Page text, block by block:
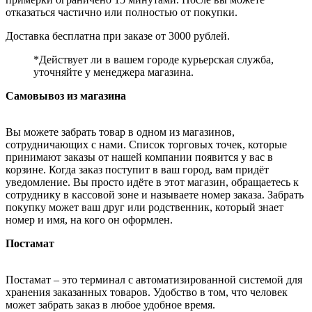
отказаться частично или полностью от покупки.
Доставка бесплатна при заказе от 3000 рублей.
*Действует ли в вашем городе курьерская служба,
уточняйте у менеджера магазина.
Самовывоз из магазина
Вы можете забрать товар в одном из магазинов,
сотрудничающих с нами. Список торговых точек, которые
принимают заказы от нашей компании появится у вас в
корзине. Когда заказ поступит в ваш город, вам придёт
уведомление. Вы просто идёте в этот магазин, обращаетесь к
сотруднику в кассовой зоне и называете номер заказа. Забрать
покупку может ваш друг или родственник, который знает
номер и имя, на кого он оформлен.
Постамат
Постамат – это терминал с автоматизированной системой для
хранения заказанных товаров. Удобство в том, что человек
может забрать заказ в любое удобное время.